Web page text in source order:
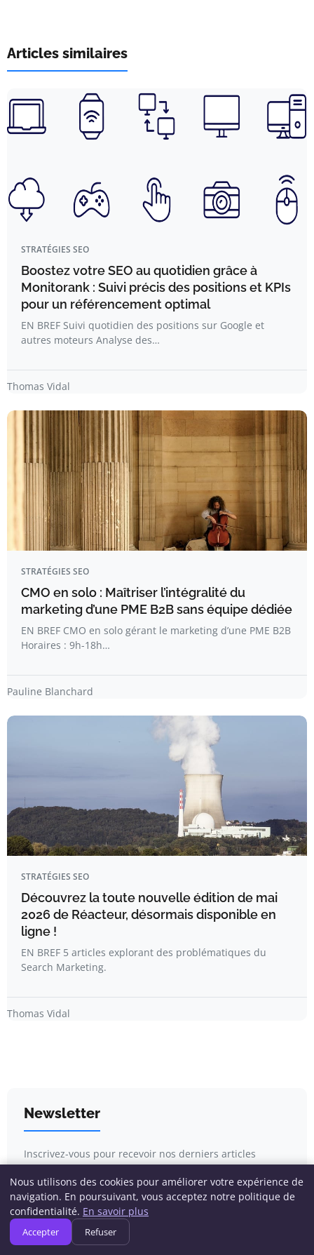
Articles similaires
STRATÉGIES SEO
Boostez votre SEO au quotidien grâce à
Monitorank : Suivi précis des positions et KPIs
pour un référencement optimal
EN BREF Suivi quotidien des positions sur Google et
autres moteurs Analyse des…
Thomas Vidal
STRATÉGIES SEO
CMO en solo : Maîtriser l’intégralité du
marketing d’une PME B2B sans équipe dédiée
EN BREF CMO en solo gérant le marketing d’une PME B2B
Horaires : 9h-18h…
Pauline Blanchard
STRATÉGIES SEO
Découvrez la toute nouvelle édition de mai
2026 de Réacteur, désormais disponible en
ligne !
EN BREF 5 articles explorant des problématiques du
Search Marketing.
Thomas Vidal
Newsletter
Inscrivez-vous pour recevoir nos derniers articles
Nous utilisons des cookies pour améliorer votre expérience de
navigation. En poursuivant, vous acceptez notre politique de
confidentialité. En savoir plus
Accepter Refuser